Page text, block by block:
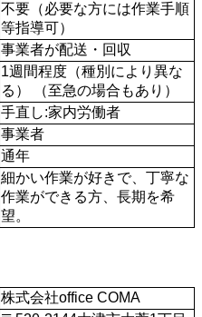
不要（必要な方には作業手順
等指導可）
事業者が配送・回収
1週間程度（種別により異な
る） （至急の場合もあり）
手直し:家内労働者
事業者
通年
細かい作業が好きで、丁寧な
作業ができる方、長期を希
望。
株式会社office COMA